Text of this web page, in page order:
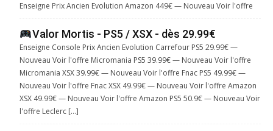
Enseigne Prix Ancien Evolution Amazon 449€ — Nouveau Voir l'offre
Valor Mortis - PS5 / XSX - dès 29.99€
Enseigne Console Prix Ancien Evolution Carrefour PS5 29.99€ —
Nouveau Voir l'offre Micromania PS5 39.99€ — Nouveau Voir l'offre
Micromania XSX 39.99€ — Nouveau Voir l'offre Fnac PS5 49.99€ —
Nouveau Voir l'offre Fnac XSX 49.99€ — Nouveau Voir l'offre Amazon
XSX 49.99€ — Nouveau Voir l'offre Amazon PS5 50.9€ — Nouveau Voir
l'offre Leclerc […]